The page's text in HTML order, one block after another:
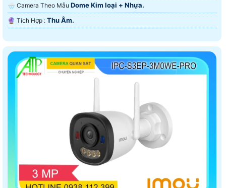
🌧️ Camera Theo Mẫu Dome Kim loại + Nhựa.
️🔮 Tích Hợp : Thu Âm.